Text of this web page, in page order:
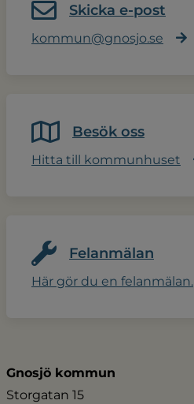
Skicka e-post
kommun@gnosjo.se
Besök oss
Hitta till kommunhuset
Felanmälan
Här gör du en felanmälan.
Gnosjö kommun
Storgatan 15